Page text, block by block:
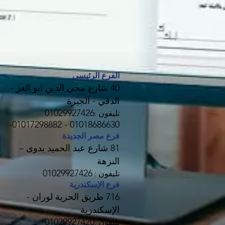
الفرع الرئيسي
40 شارع محي الدين ابو العز -
الدقي - الجيزة
تليفون :01029927426
01018686630 - 01017298882-
فرع مصر الجديدة
81 شارع عبد الحميد بدوى –
النزهة
تليفون : 01029927426
فرع الإسكندرية
716 طريق الحرية لوران -
الإسكندرية
تليفون :01029927420